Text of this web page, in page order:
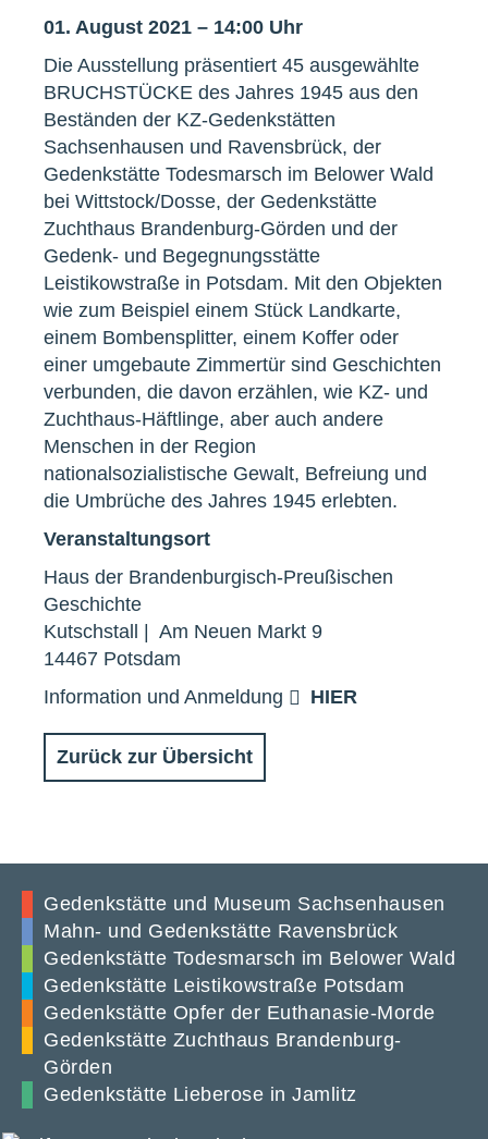
01. August 2021 – 14:00 Uhr
Die Ausstellung präsentiert 45 ausgewählte
BRUCHSTÜCKE des Jahres 1945 aus den
Beständen der KZ-Gedenkstätten
Sachsenhausen und Ravensbrück, der
Gedenkstätte Todesmarsch im Belower Wald
bei Wittstock/Dosse, der Gedenkstätte
Zuchthaus Brandenburg-Görden und der
Gedenk- und Begegnungsstätte
Leistikowstraße in Potsdam. Mit den Objekten
wie zum Beispiel einem Stück Landkarte,
einem Bombensplitter, einem Koffer oder
einer umgebaute Zimmertür sind Geschichten
verbunden, die davon erzählen, wie KZ- und
Zuchthaus-Häftlinge, aber auch andere
Menschen in der Region
nationalsozialistische Gewalt, Befreiung und
die Umbrüche des Jahres 1945 erlebten.
Veranstaltungsort
Haus der Brandenburgisch-Preußischen
Geschichte
Kutschstall | Am Neuen Markt 9
14467 Potsdam
Information und Anmeldung
HIER
Zurück zur Übersicht
Gedenkstätte und Museum Sachsenhausen
Mahn- und Gedenkstätte Ravensbrück
Gedenkstätte Todesmarsch im Belower Wald
Gedenkstätte Leistikowstraße Potsdam
Gedenkstätte Opfer der Euthanasie-Morde
Gedenkstätte Zuchthaus Brandenburg-
Görden
Gedenkstätte Lieberose in Jamlitz